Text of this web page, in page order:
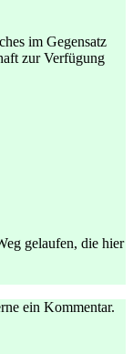
im Gegensatz
zur Verfügung
gelaufen, die hier
ein Kommentar.